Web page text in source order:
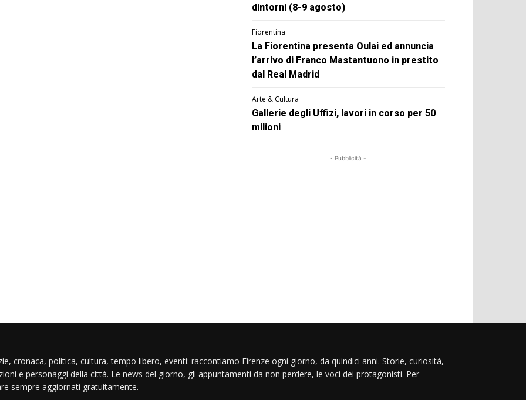
dintorni (8-9 agosto)
Fiorentina
La Fiorentina presenta Oulai ed annuncia
l’arrivo di Franco Mastantuono in prestito
dal Real Madrid
Arte & Cultura
Gallerie degli Uffizi, lavori in corso per 50
milioni
- Pubblicità -
cronaca, politica, cultura, tempo libero, eventi: raccontiamo Firenze ogni giorno, da quindici anni. Storie, curiosità,
e personaggi della città. Le news del giorno, gli appuntamenti da non perdere, le voci dei protagonisti. Per
sempre aggiornati gratuitamente.